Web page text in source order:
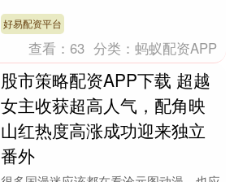
失衡的状态慢慢....
好易配资平台
查看：63 分类：蚂蚁配资APP
股市策略配资APP下载 超越
女主收获超高人气，配角映
山红热度高涨成功迎来独立
番外